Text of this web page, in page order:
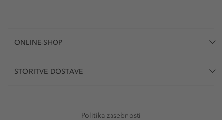
ONLINE-SHOP
STORITVE DOSTAVE
Politika zasebnosti